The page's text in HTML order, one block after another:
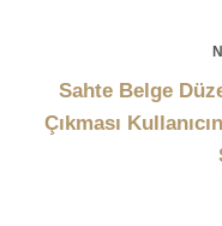
Sahte Belge
Çıkması